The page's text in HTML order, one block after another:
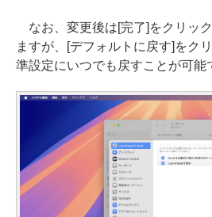
なお、変更後は[完了]をクリッ
ますが、[デフォルトに戻す]をク
準設定にいつでも戻すことが可能